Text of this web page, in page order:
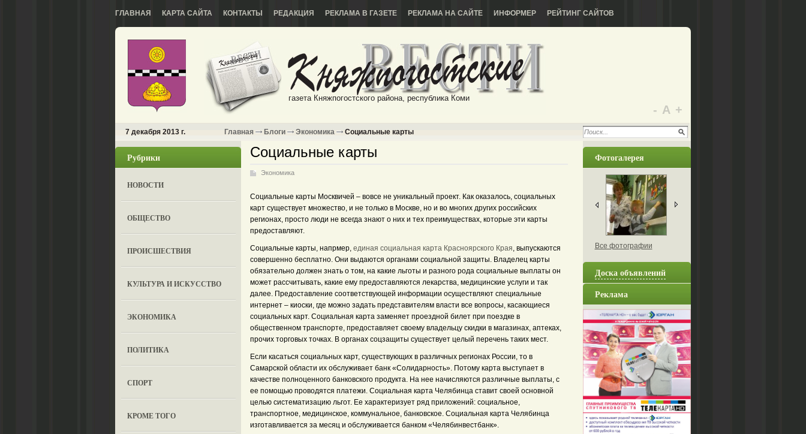
ГЛАВНАЯ КАРТА САЙТА КОНТАКТЫ РЕДАКЦИЯ РЕКЛАМА В ГАЗЕТЕ РЕКЛАМА НА САЙТЕ ИНФОРМЕР РЕЙТИНГ САЙТОВ
газета Княжпогостского района, республика Коми
- А +
7 декабря 2013 г. Главная Блоги Экономика Социальные карты
Рубрики
НОВОСТИ
ОБЩЕСТВО
ПРОИСШЕСТВИЯ
КУЛЬТУРА И ИСКУССТВО
ЭКОНОМИКА
ПОЛИТИКА
СПОРТ
КРОМЕ ТОГО
Социальные карты
Экономика
Социальные карты Москвичей – вовсе не уникальный проект. Как оказалось, социальных
карт существует множество, и не только в Москве, но и во многих других российских
регионах, просто люди не всегда знают о них и тех преимуществах, которые эти карты
предоставляют.
Социальные карты, напрмер, единая социальная карта Красноярского Края, выпускаются
совершенно бесплатно. Они выдаются органами социальной защиты. Владелец карты
обязательно должен знать о том, на какие льготы и разного рода социальные выплаты он
может рассчитывать, какие ему предоставляются лекарства, медицинские услуги и так
далее. Предоставление соответствующей информации осуществляют специальные
интернет – киоски, где можно задать представителям власти все вопросы, касающиеся
социальных карт. Социальная карта заменяет проездной билет при поездке в
общественном транспорте, предоставляет своему владельцу скидки в магазинах, аптеках,
прочих торговых точках. В органах соцзащиты существует целый перечень таких мест.
Если касаться социальных карт, существующих в различных регионах России, то в
Самарской области их обслуживает банк «Солидарность». Потому карта выступает в
качестве полноценного банковского продукта. На нее начисляются различные выплаты, с
ее помощью проводятся платежи. Социальная карта Челябинца ставит своей основной
целью систематизацию льгот. Ее характеризует ряд приложений: социальное,
транспортное, медицинское, коммунальное, банковское. Социальная карта Челябинца
изготавливается за месяц и обслуживается банком «Челябинвестбанк».
Фотогалерея
Все фотографии
Доска объявлений
Реклама